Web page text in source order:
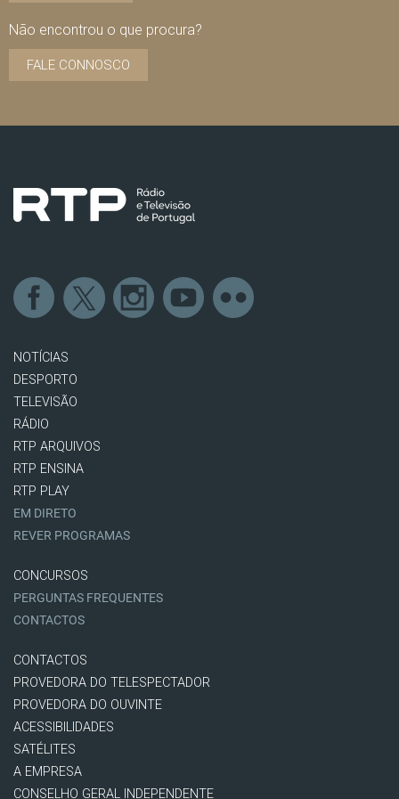
Não encontrou o que procura?
FALE CONNOSCO
NOTÍCIAS
DESPORTO
TELEVISÃO
RÁDIO
RTP ARQUIVOS
RTP ENSINA
RTP PLAY
EM DIRETO
REVER PROGRAMAS
CONCURSOS
PERGUNTAS FREQUENTES
CONTACTOS
CONTACTOS
PROVEDORA DO TELESPECTADOR
PROVEDORA DO OUVINTE
ACESSIBILIDADES
SATÉLITES
A EMPRESA
CONSELHO GERAL INDEPENDENTE